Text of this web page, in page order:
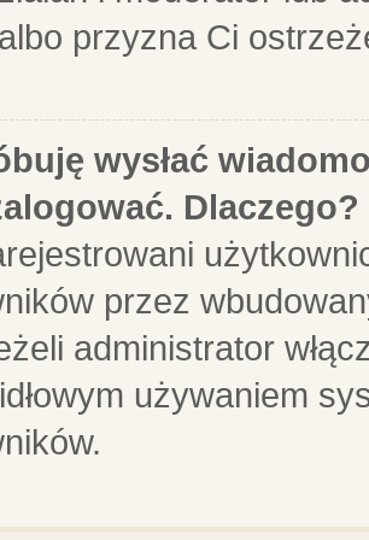
przyzna Ci
wysłać
Dlaczego?
przez
administrator
używaniem